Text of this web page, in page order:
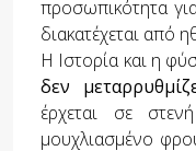
προσωπικότητα
διακατέχεται από
Η Ιστορία και η
δεν
έρχεται σε
μουχλιασμένο